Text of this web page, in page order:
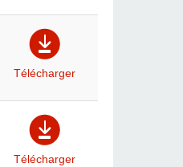
Télécharger
Télécharger